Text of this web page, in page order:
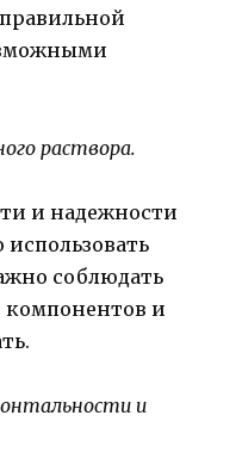
раствора.
и надежности
соблюдать
компонентов и
и